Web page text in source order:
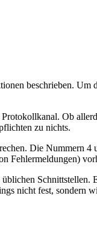
beschrieben. Um
Ob
zu nichts.
Die Nummern 4
Fehlermeldungen)
Schnittstellen.
nicht fest, sondern